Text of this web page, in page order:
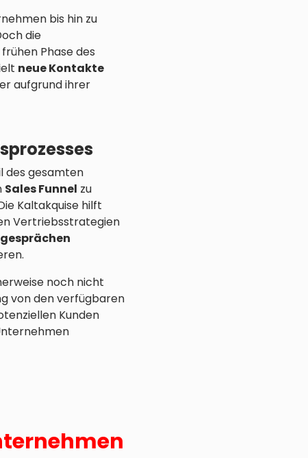
bis hin zu
die
Phase des
neue Kontakte
aufgrund ihrer
des gesamten
Sales Funnel zu
Kaltakquise hilft
Vertriebsstrategien
noch nicht
von den verfügbaren
Kunden